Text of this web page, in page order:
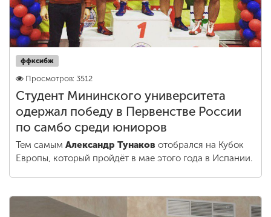
ффксибж
Просмотров: 3512
Студент Мининского университета
одержал победу в Первенстве России
по самбо среди юниоров
Тем самым Александр Тунаков отобрался на Кубок
Европы, который пройдёт в мае этого года в Испании.